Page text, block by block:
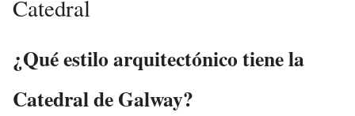
Catedral
¿Qué estilo arquitectónico tiene la
Catedral de Galway?